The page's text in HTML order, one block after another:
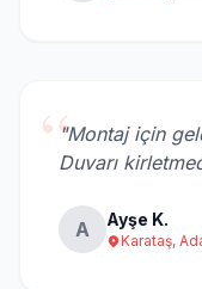
“"Montaj için
Duvarı
A Ayşe K.
Karataş,